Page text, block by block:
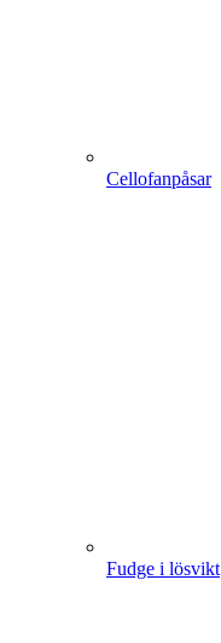
Cellofanpåsar
Fudge i lösvikt